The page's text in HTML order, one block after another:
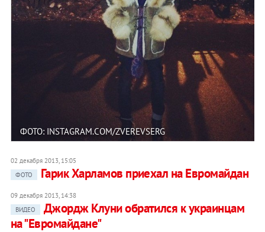
ФОТО: INSTAGRAM.COM/ZVEREVSERG
02 декабря 2013, 15:05
ФОТО
Гарик Харламов приехал на Евромайдан
09 декабря 2013, 14:38
ВИДЕО
Джордж Клуни обратился к украинцам
на "Евромайдане"